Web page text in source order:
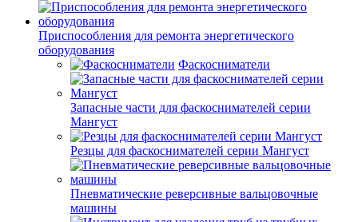
Приспособления для ремонта энергетического
оборудования
Фаскосниматели
Запасные части для фаскоснимателей серии
Мангуст
Резцы для фаскоснимателей серии Мангуст
Пневматические реверсивные вальцовочные
машины